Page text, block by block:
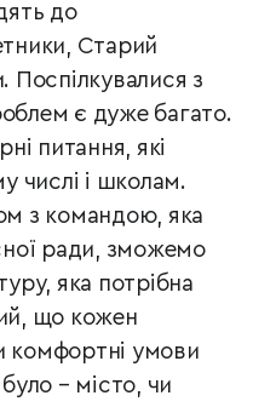
до
Старий
Поспілкувалися з
є дуже багато.
питання, які
числі і школам.
з командою, яка
ради, зможемо
яка потрібна
що кожен
комфортні умови
– місто, чи